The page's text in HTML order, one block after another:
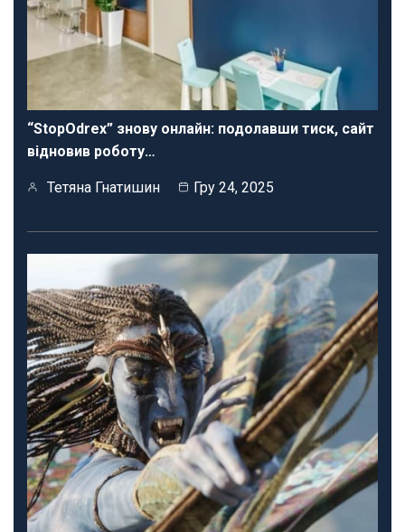
“StopOdrex” знову онлайн: подолавши тиск, сайт
відновив роботу…
Тетяна Гнатишин Гру 24, 2025